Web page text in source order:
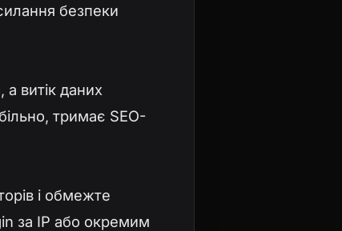
безпеки
витік даних
тримає SEO-
і обмежте
за IP або окремим